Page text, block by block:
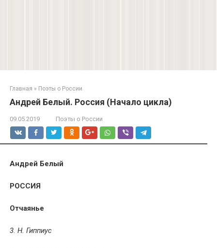
Главная » Поэты о России
Андрей Белый. Россия (Начало цикла)
09.05.2019 Поэты о России
Андрей Белый
РОССИЯ
Отчаянье
3. Н. Гиппиус